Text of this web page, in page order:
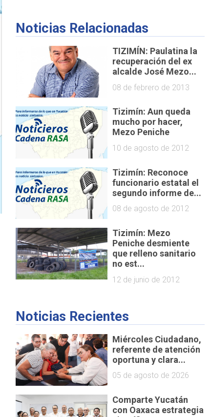
Noticias Relacionadas
TIZIMÍN: Paulatina la
recuperación del ex
alcalde José Mezo...
08 de febrero de 2013
Tizimín: Aun queda
mucho por hacer,
Mezo Peniche
10 de agosto de 2012
Tizimín: Reconoce
funcionario estatal el
segundo informe de...
08 de agosto de 2012
Tizimín: Mezo
Peniche desmiente
que relleno sanitario
no est...
12 de junio de 2012
Noticias Recientes
Miércoles Ciudadano,
referente de atención
oportuna y clara...
05 de agosto de 2026
Comparte Yucatán
con Oaxaca estrategia